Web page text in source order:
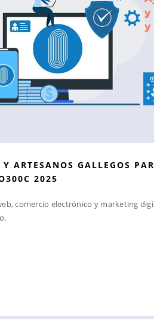
Y ARTESANOS GALLEGOS
2025
comercio electrónico y marketing